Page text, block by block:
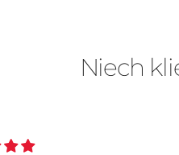
Niech